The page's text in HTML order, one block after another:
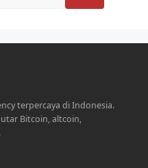
terpercaya di Indonesia.
Bitcoin, altcoin,